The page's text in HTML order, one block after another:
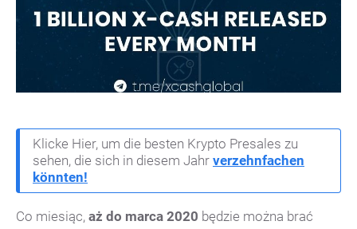
Klicke Hier, um die besten Krypto Presales zu
sehen, die sich in diesem Jahr verzehnfachen
könnten!
Co miesiąc, aż do marca 2020 będzie można brać